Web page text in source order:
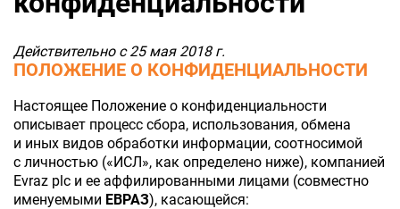
Действительно с 25 мая 2018 г.
ПОЛОЖЕНИЕ О КОНФИДЕНЦИАЛЬНОСТИ
Настоящее Положение о конфиденциальности
описывает процесс сбора, использования, обмена
и иных видов обработки информации, соотносимой
с личностью («ИСЛ», как определено ниже), компанией
Evraz plc и ее аффилированными лицами (совместно
именуемыми ЕВРАЗ), касающейся: